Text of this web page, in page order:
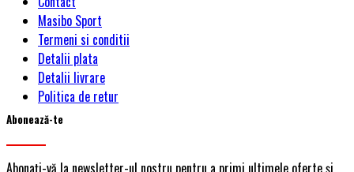
Masibo Sport
Termeni si conditii
Detalii plata
Detalii livrare
Politica de retur
Abonează-te
Abonați-vă la newsletter-ul nostru pentru a primi ultimele oferte și